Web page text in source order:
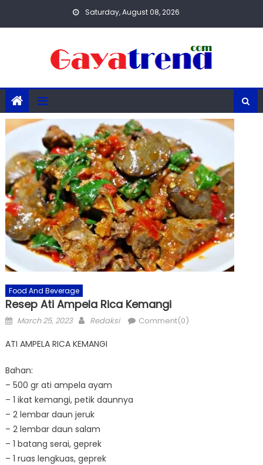
Saturday, August 08, 2026
Food And Beverage
Resep Ati Ampela Rica Kemangi
Posted
March 25, 2023 Author
Redaksi Comment(0)
ATI AMPELA RICA KEMANGI
Bahan:
– 500 gr ati ampela ayam
– 1 ikat kemangi, petik daunnya
– 2 lembar daun jeruk
– 2 lembar daun salam
– 1 batang serai, geprek
– 1 ruas lengkuas, geprek